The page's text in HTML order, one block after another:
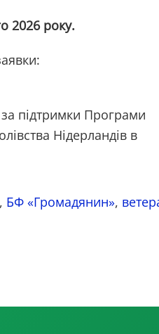
2026 року.
підтримки Програми
Нідерландів в
, БФ «Громадянин»,